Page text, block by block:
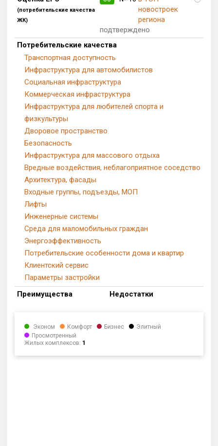
(потребительские качества
ЖК)
новостроек
региона
подтверждено
Потребительские качества
Транспортная доступность
Инфраструктура для автомобилистов
Социальная инфраструктура
Коммерческая инфраструктура
Инфраструктура для любителей спорта и
физкультуры
Дворовое пространство
Безопасность
Инфраструктура для массового отдыха
Вредные воздействия, неблагоприятное соседство
Архитектура, фасады
Входные группы, подъезды, МОП
Лифты
Инженерные системы
Среда для маломобильных граждан
Энергоэффективность
Потребительские особенности дома и квартир
Клиентский сервис
Параметры застройки
Преимущества
Недостатки
Эконом Комфорт Бизнес
Элитный
Просмотренный
Жилых комплексов: 1